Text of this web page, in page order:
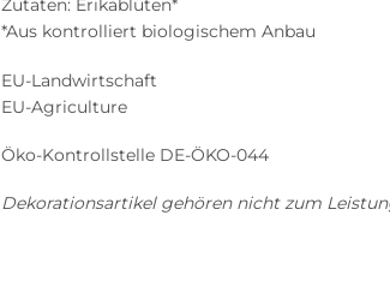
Zutaten: Erikablüten*
*Aus kontrolliert biologischem Anbau
EU-Landwirtschaft
EU-Agriculture
Öko-Kontrollstelle DE-ÖKO-044
Dekorationsartikel gehören nicht zum